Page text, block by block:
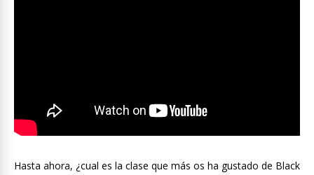
Hasta ahora, ¿cual es la clase que más os ha gustado de Black